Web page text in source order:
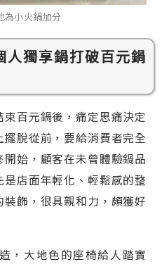
小火鍋加分
人獨享鍋打破百元鍋
束百元鍋後，痛定思痛決定
脫從前，要給消費者完全
始，顧客在未曾體驗鍋品
店面年輕化、輕鬆感的整
飾，很具親和力，頗獲好
，大地色的座椅給人踏實